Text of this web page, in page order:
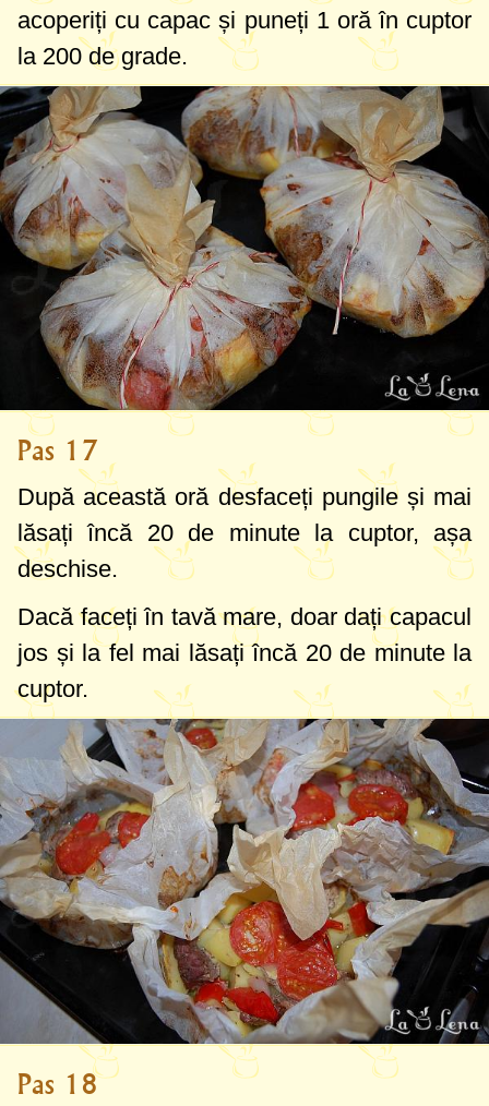
acoperiți cu capac și puneți 1 oră în cuptor
la 200 de grade.
Pas 17
După această oră desfaceți pungile și mai
lăsați încă 20 de minute la cuptor, așa
deschise.
Dacă faceți în tavă mare, doar dați capacul
jos și la fel mai lăsați încă 20 de minute la
cuptor.
Pas 18